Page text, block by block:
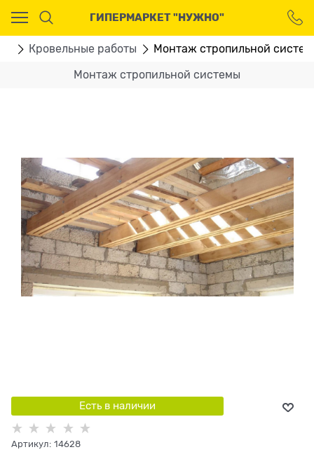
ГИПЕРМАРКЕТ "НУЖНО"
Кровельные работы Монтаж стропильной
Монтаж стропильной системы
Есть в наличии
Артикул: 14628
Ваш город - Москва,
угадали?
ДА НЕТ